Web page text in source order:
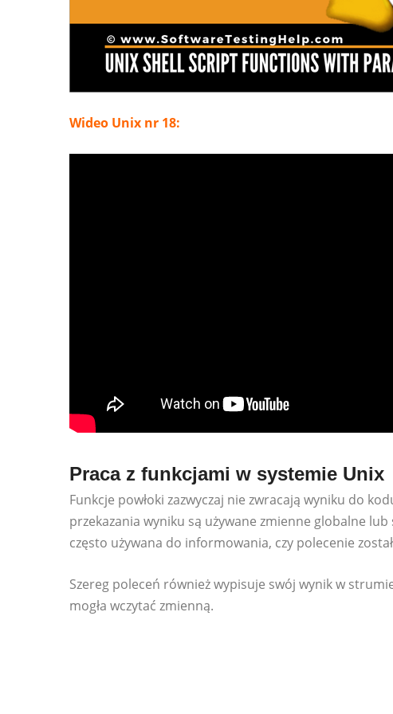
Wideo Unix nr 18:
Praca z funkcjami w systemie Unix
Funkcje powłoki zazwyczaj nie zwracają wyniku do
przekazania wyniku są używane zmienne globalne
często używana do informowania, czy polecenie
Szereg poleceń również wypisuje swój wynik w
mogła wczytać zmienną.